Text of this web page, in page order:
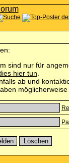
sind nur für
hier tun
ab und